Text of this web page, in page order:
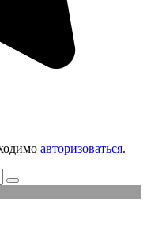
авторизоваться.